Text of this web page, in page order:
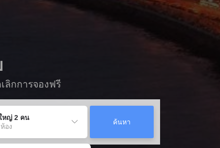
ลิกการจองฟรี
หญ่ 2 คน
อง
ค้นหา